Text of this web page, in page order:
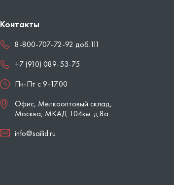
Контакты
8-800-707-72-92 доб.111
+7 (910) 089-53-75
Пн-Пт с 9-17.00
Офис, Мелкооптовый склад,
Москва, МКАД 104км. д.8а
info@sailid.ru